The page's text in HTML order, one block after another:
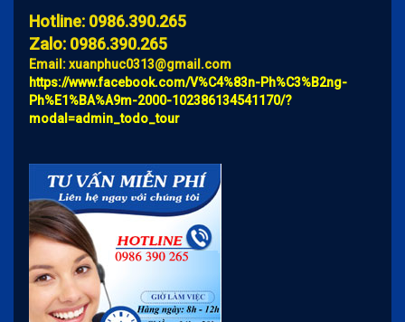
Hotline: 0986.390.265
Zalo: 0986.390.265
Email: xuanphuc0313@gmail.com
https://www.facebook.com/V%C4%83n-Ph%C3%B2ng-
Ph%E1%BA%A9m-2000-102386134541170/?
modal=admin_todo_tour